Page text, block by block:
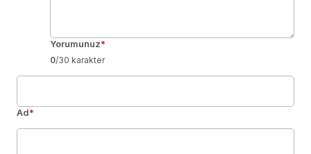
Yorumunuz*
0/30 karakter
Ad*